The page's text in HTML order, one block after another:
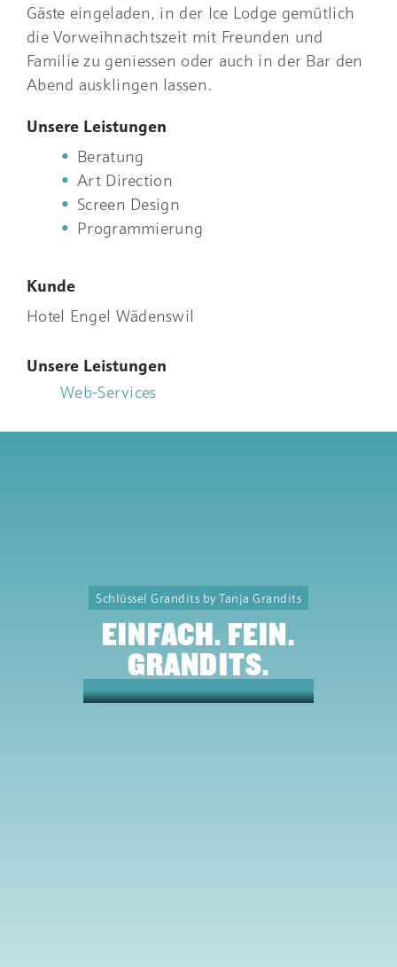
Gäste eingeladen, in der Ice Lodge gemütlich
die Vorweihnachtszeit mit Freunden und
Familie zu geniessen oder auch in der Bar den
Abend ausklingen lassen.
Unsere Leistungen
Beratung
Art Direction
Screen Design
Programmierung
Kunde
Hotel Engel Wädenswil
Unsere Leistungen
Web-Services
Schlüssel Grandits by Tanja Grandits
EINFACH. FEIN.
GRANDITS.